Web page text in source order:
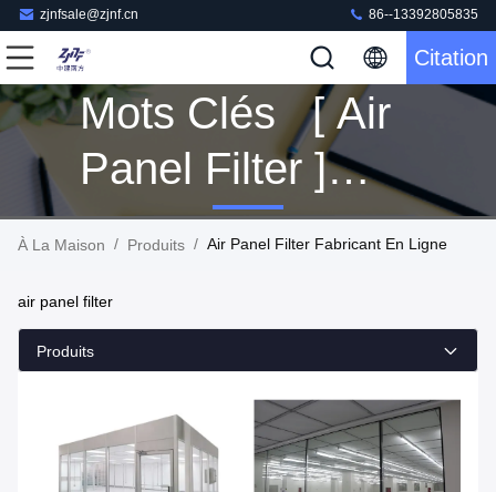
zjnfsale@zjnf.cn 86--13392805835
Citation
Mots Clés [ Air
Panel Filter ]
Correspondance
À La Maison / Produits / Air Panel Filter Fabricant En Ligne
air panel filter
Produits